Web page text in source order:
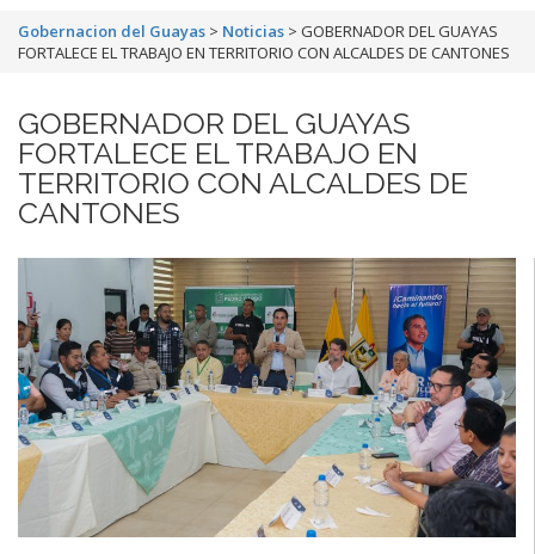
Gobernacion del Guayas > Noticias > GOBERNADOR DEL GUAYAS
FORTALECE EL TRABAJO EN TERRITORIO CON ALCALDES DE CANTONES
GOBERNADOR DEL GUAYAS
FORTALECE EL TRABAJO EN
TERRITORIO CON ALCALDES DE
CANTONES